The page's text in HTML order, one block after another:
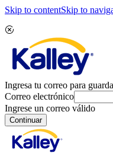
Skip to contentSkip to
Ingresa tu correo para
Correo electrónico
Ingrese un correo válido
Continuar